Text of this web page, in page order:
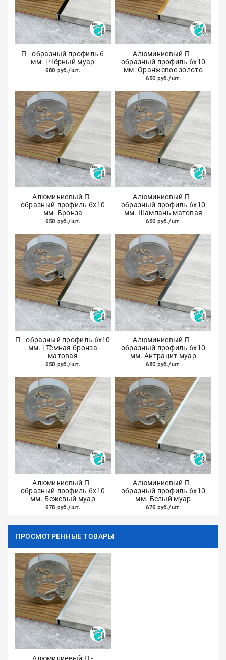
П - образный профиль 6
мм. | Чёрный муар
680 руб./шт.
Алюминиевый П -
образный профиль 6х10
мм. Оранжевое золото
650 руб./шт.
Алюминиевый П -
образный профиль 6х10
мм. Бронза
650 руб./шт.
Алюминиевый П -
образный профиль 6х10
мм. Шампань матовая
650 руб./шт.
П - образный профиль 6х10
мм. | Тёмная бронза
матовая
650 руб./шт.
Алюминиевый П -
образный профиль 6х10
мм. Антрацит муар
680 руб./шт.
Алюминиевый П -
образный профиль 6х10
мм. Бежевый муар
678 руб./шт.
Алюминиевый П -
образный профиль 6х10
мм. Белый муар
676 руб./шт.
ПРОСМОТРЕННЫЕ ТОВАРЫ